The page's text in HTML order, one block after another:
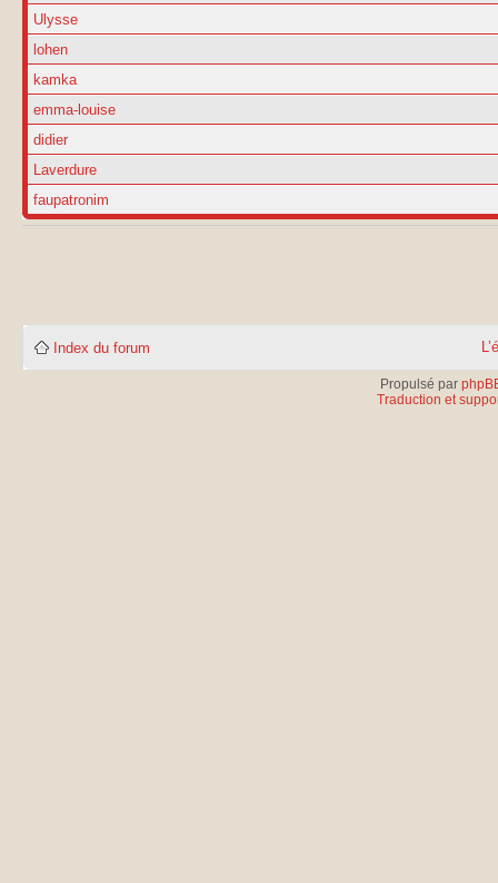
Ulysse
lohen
kamka
emma-louise
didier
Laverdure
faupatronim
Index du forum
Propulsé par
Traduction et